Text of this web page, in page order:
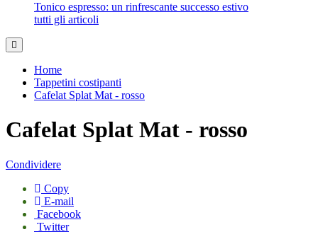
Tonico espresso: un rinfrescante successo estivo
tutti gli articoli
Home
Tappetini costipanti
Cafelat Splat Mat - rosso
Cafelat Splat Mat - rosso
Condividere
Copy
E-mail
Facebook
Twitter